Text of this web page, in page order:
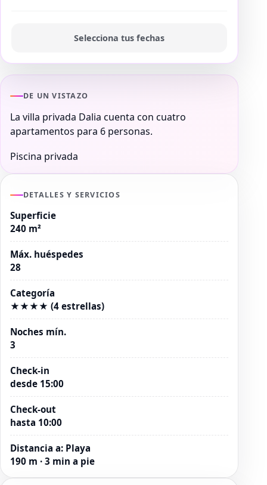
DE UN VISTAZO
La villa privada Dalia cuenta con cuatro
apartamentos para 6 personas.
Piscina privada
DETALLES Y SERVICIOS
Superficie
240 m²
Máx. huéspedes
28
Categoría
★★★★ (4 estrellas)
Noches mín.
3
Check-in
desde 15:00
Check-out
hasta 10:00
Distancia a: Playa
190 m · 3 min a pie
Selecciona tus fechas